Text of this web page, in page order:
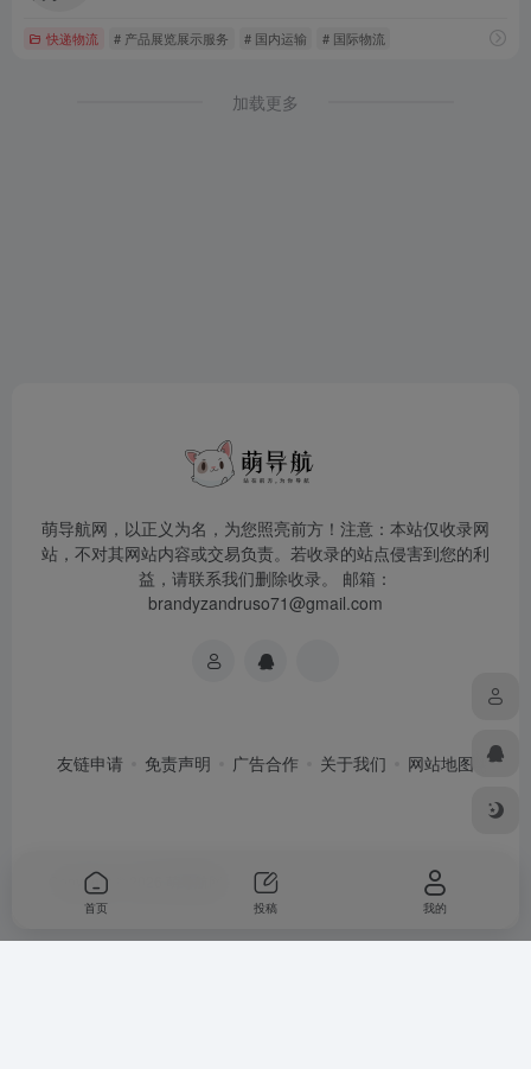
快递物流 # 产品展览展示服务 # 国内运输 # 国际物流
加载更多
萌导航网，以正义为名，为您照亮前方！注意：本站仅收录网
站，不对其网站内容或交易负责。若收录的站点侵害到您的利
益，请联系我们删除收录。 邮箱：
brandyzandruso71@gmail.com
友链申请 免责声明 广告合作 关于我们 网站地图
Copyright © 2026
首页 投稿 我的